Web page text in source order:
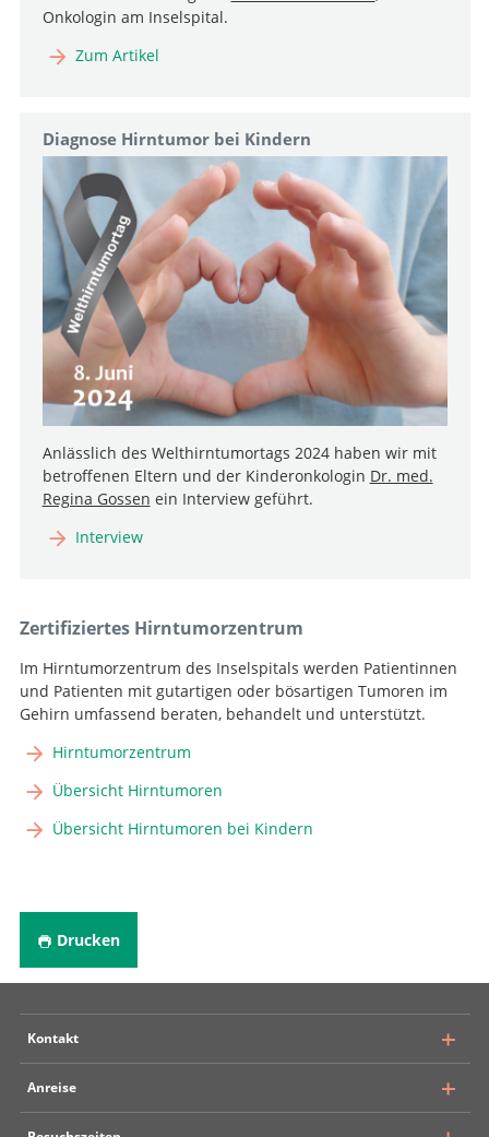
Onkologin am Inselspital.
Zum Artikel
Diagnose Hirntumor bei Kindern
Anlässlich des Welthirntumortags 2024 haben wir mit
betroffenen Eltern und der Kinderonkologin Dr. med.
Regina Gossen ein Interview geführt.
Interview
Zertifiziertes Hirntumorzentrum
Im Hirntumorzentrum des Inselspitals werden Patientinnen
und Patienten mit gutartigen oder bösartigen Tumoren im
Gehirn umfassend beraten, behandelt und unterstützt.
Hirntumorzentrum
Übersicht Hirntumoren
Übersicht Hirntumoren bei Kindern
Drucken
Kontakt
Anreise